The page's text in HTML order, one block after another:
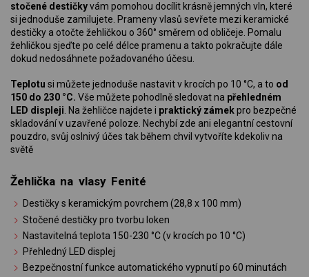
stočené destičkyvám pomohou docílit krásně jemných vln, které
si jednoduše zamilujete. Prameny vlasů sevřete mezi keramické
destičky a otočte žehličkou o 360° směrem od obličeje. Pomalu
žehličkou sjeďte po celé délce pramenu a takto pokračujte dále
dokud nedosáhnete požadovaného účesu.
Teplotu si můžete jednoduše nastavit v krocích po 10 °C, a to od
150 do 230 °C. Vše můžete pohodlně sledovat na přehledném
LED displeji. Na žehličce najdete i praktický zámekpro bezpečné
skladování v uzavřené poloze. Nechybí zde ani elegantní cestovní
pouzdro, svůj oslnivý účes tak během chvil vytvoříte kdekoliv na
světě
Žehlička na vlasy Fenité
Destičky s keramickým povrchem (28,8 x 100 mm)
Stočené destičky pro tvorbu loken
Nastavitelná teplota 150-230 °C (v krocích po 10 °C)
Přehledný LED displej
Bezpečnostní funkce automatického vypnutí po 60 minutách